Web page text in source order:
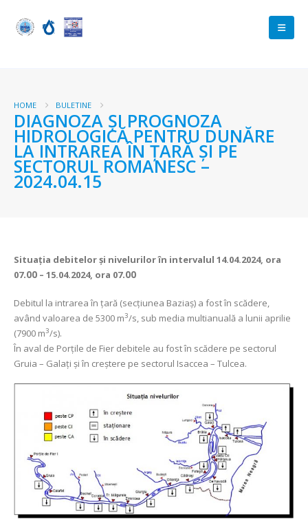
HOME BULETINE
DIAGNOZA ŞI PROGNOZA
HIDROLOGICĂ PENTRU DUNĂRE
LA INTRAREA ÎN ŢARĂ ŞI PE
SECTORUL ROMANESC –
2024.04.15
Situaţia debitelor şi nivelurilorîn intervalul 14.04.2024, ora
07.00 – 15.04.2024, ora 07.00
Debitul la intrarea în ţară (secţiunea Baziaş) a fost în scădere,
având valoarea de 5300 m3/s, sub media multianuală a lunii aprilie
(7900 m3/s).
În aval de Porţile de Fier debitele au fost în scădere pe sectorul
Gruia – Galați și în creștere pe sectorul Isaccea – Tulcea.